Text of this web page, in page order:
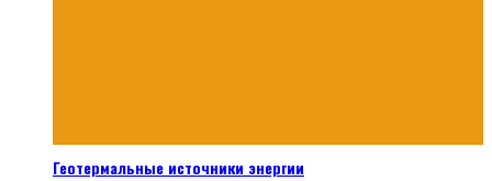
Геотермальные источники энергии